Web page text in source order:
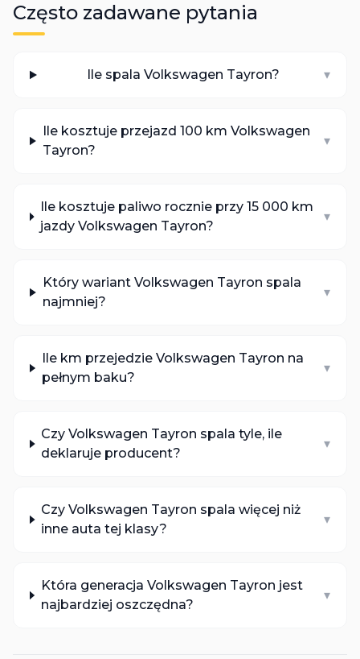
Często zadawane pytania
Ile spala Volkswagen Tayron? ▾
Ile kosztuje przejazd 100 km Volkswagen
Tayron?
▾
Ile kosztuje paliwo rocznie przy 15 000 km
jazdy Volkswagen Tayron?
▾
Który wariant Volkswagen Tayron spala
najmniej?
▾
Ile km przejedzie Volkswagen Tayron na
pełnym baku?
▾
Czy Volkswagen Tayron spala tyle, ile
deklaruje producent?
▾
Czy Volkswagen Tayron spala więcej niż
inne auta tej klasy?
▾
Która generacja Volkswagen Tayron jest
najbardziej oszczędna?
▾